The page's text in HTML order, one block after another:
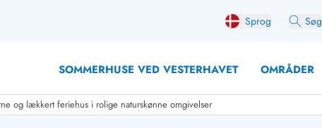
Sprog Søg
SOMMERHUSE VED VESTERHAVET OMRÅDER
og lækkert feriehus i rolige naturskønne omgivelser